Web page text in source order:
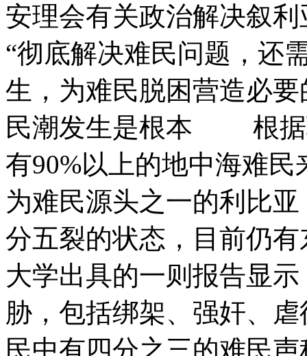
安理会有关政治解决
“彻底解决难民问题，还
生，为难民脱困营造必
民潮发生是根本 根据
有90%以上的地中海
为难民源头之一的利比
分五裂的状态，目前仍
大学出具的一则报告显
胁，包括绑架、强奸、
民中有四分之三的难民